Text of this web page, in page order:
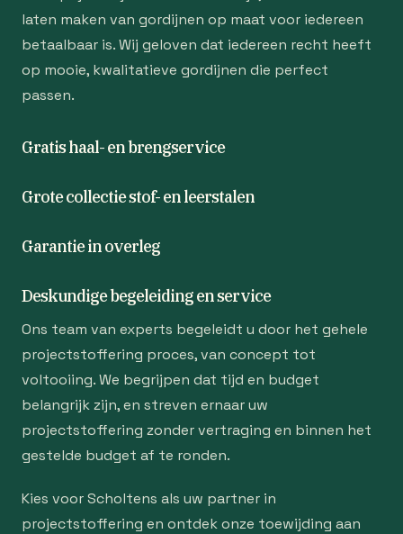
laten maken van gordijnen op maat voor iedereen
betaalbaar is. Wij geloven dat iedereen recht heeft
op mooie, kwalitatieve gordijnen die perfect
passen.
Gratis haal- en brengservice
Grote collectie stof- en leerstalen
Garantie in overleg
Deskundige begeleiding en service
Ons team van experts begeleidt u door het gehele
projectstoffering proces, van concept tot
voltooiing. We begrijpen dat tijd en budget
belangrijk zijn, en streven ernaar uw
projectstoffering zonder vertraging en binnen het
gestelde budget af te ronden.
Kies voor Scholtens als uw partner in
projectstoffering en ontdek onze toewijding aan